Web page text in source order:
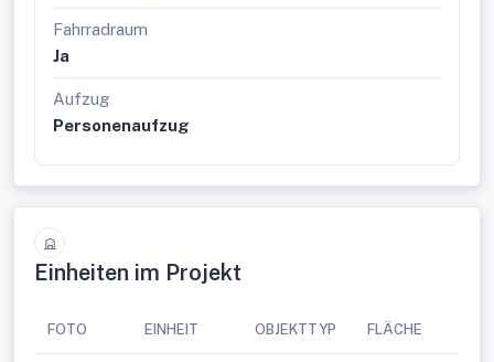
Fahrradraum
Ja
Aufzug
Personenaufzug
Einheiten im Projekt
FOTO EINHEIT OBJEKTTYP FLÄCHE